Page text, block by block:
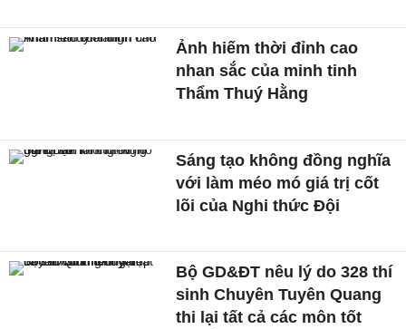
Ảnh hiếm thời đỉnh cao
nhan sắc của minh tinh
Thẩm Thuý Hằng
Sáng tạo không đồng nghĩa
với làm méo mó giá trị cốt
lõi của Nghi thức Đội
Bộ GD&ĐT nêu lý do 328 thí
sinh Chuyên Tuyên Quang
thi lại tất cả các môn tốt